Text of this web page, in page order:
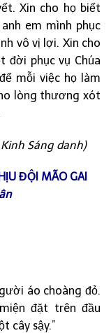
Xin cho họ biết
em mình phục
vô vị lợi. Xin cho
đời phục vụ Chúa
mỗi việc họ làm
lòng thương xót
Sáng danh)
ĐỘI MÃO GAI
áo choàng đỏ.
đặt trên đầu
cây sậy.”